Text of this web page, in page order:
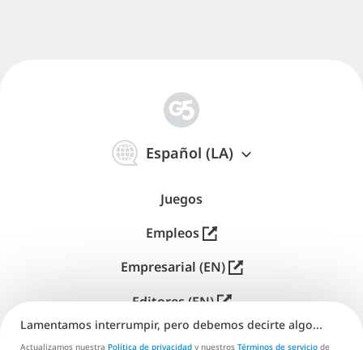
Español (LA)
体
中
Juegos
Empleos
Empresarial (EN)
Editores (EN)
Soporte
Lamentamos interrumpir, pero debemos decirte algo...
Actualizamos nuestra Política de privacidad y nuestros Términos de servicio de